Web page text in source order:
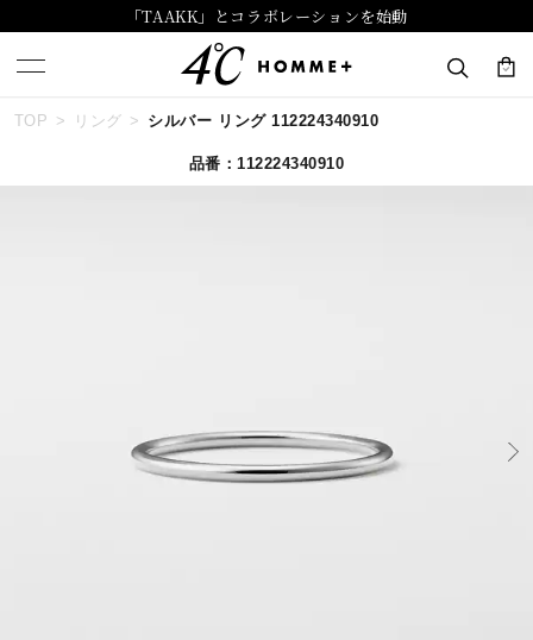
「TAAKK」とコラボレーションを始動
キーワードで検索する
TOP リング シルバー リング 112224340910
品番：112224340910